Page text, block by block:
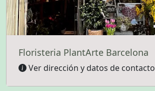
Floristeria PlantArte Barcelona
Ver dirección y datos de contacto